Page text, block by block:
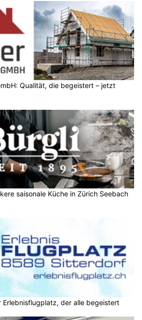
Qualität, die begeistert – jetzt
saisonale Küche in Zürich Seebach
Erlebnisflugplatz, der alle begeistert